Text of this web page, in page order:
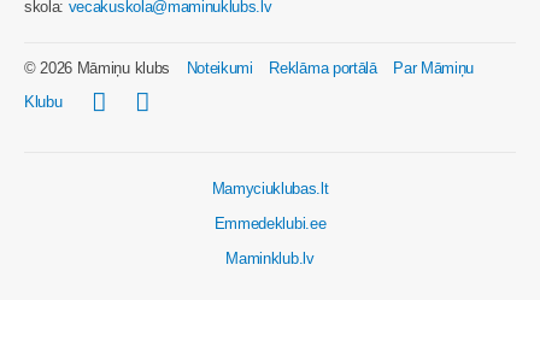
skola: vecakuskola@maminuklubs.lv
© 2026 Māmiņu klubs Noteikumi Reklāma portālā
Par Māmiņu
Klubu
Mamyciuklubas.lt
Emmedeklubi.ee
Maminklub.lv